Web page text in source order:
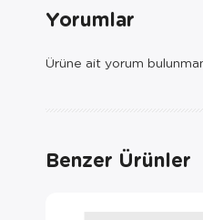
Yorumlar
Ürüne ait yorum
Benzer Ürünler